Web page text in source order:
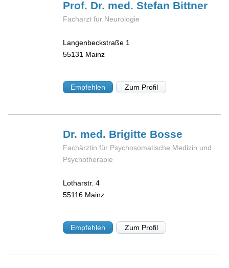
Prof. Dr. med. Stefan Bittner
Facharzt für Neurologie
Langenbeckstraße 1
55131 Mainz
Empfehlen Zum Profil
Dr. med. Brigitte Bosse
Fachärztin für Psychosomatische Medizin und
Psychotherapie
Lotharstr. 4
55116 Mainz
Empfehlen Zum Profil